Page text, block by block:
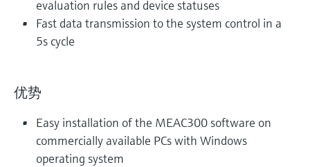
evaluation rules and device statuses
Fast data transmission to the system control in a
5s cycle
优势
Easy installation of the MEAC300 software on
commercially available PCs with Windows
operating system